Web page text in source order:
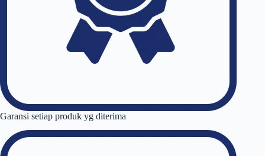
Garansi setiap produk yg diterima